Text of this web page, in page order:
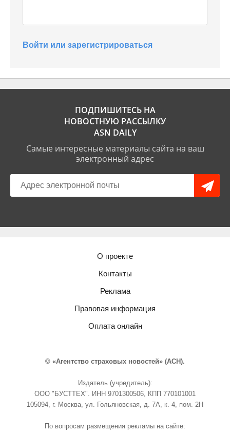
Войти или зарегистрироваться
ПОДПИШИТЕСЬ НА
НОВОСТНУЮ РАССЫЛКУ
ASN DAILY
Самые интересные материалы сайта на ваш
электронный адрес
О проекте
Контакты
Реклама
Правовая информация
Оплата онлайн
© «Агентство страховых новостей» (АСН).
Издатель (учредитель):
ООО "БУСТТЕХ". ИНН 9701300506, КПП 770101001
105094, г. Москва, ул. Гольяновская, д. 7А, к. 4, пом. 2Н
По вопросам размещения рекламы на сайте: